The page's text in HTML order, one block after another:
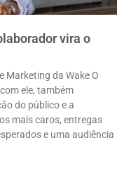
vira o
Marketing da Wake O
ele, também
do público e a
mais caros, entregas
e uma audiência